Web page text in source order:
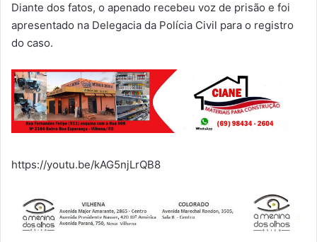
Diante dos fatos, o apenado recebeu voz de prisão e foi
apresentado na Delegacia da Polícia Civil para o registro
do caso.
https://youtu.be/kAG5njLrQB8